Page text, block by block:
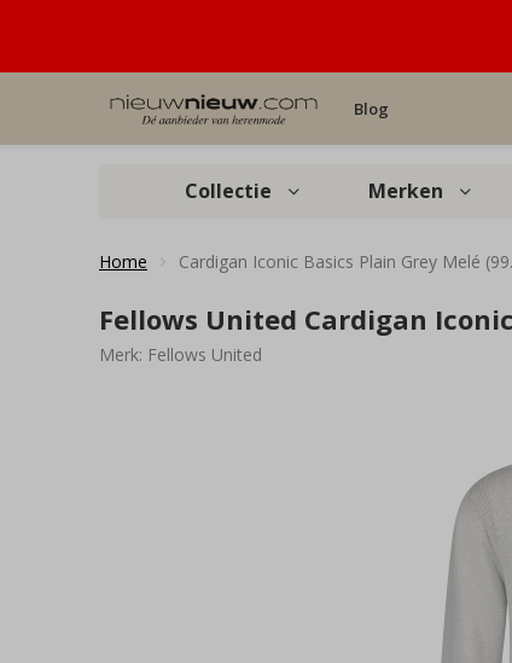
Blog
Collectie Merken
Home Cardigan Iconic Basics Plain Grey Melé
Fellows United Cardigan
Merk: Fellows United